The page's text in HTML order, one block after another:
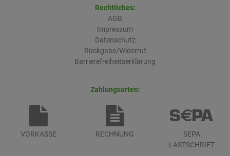
Rechtliches:
AGB
Impressum
Datenschutz
Rückgabe/Widerruf
Barrierefreiheitserklärung
Zahlungsarten:
VORKASSE RECHNUNG
SEPA
LASTSCHRIFT